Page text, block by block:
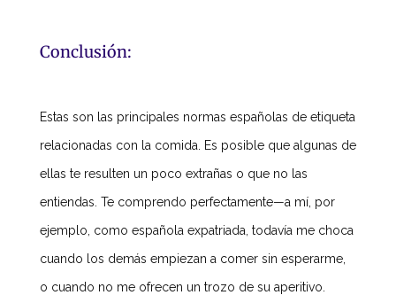
Conclusión:
Estas son las principales normas españolas de etiqueta
relacionadas con la comida. Es posible que algunas de
ellas te resulten un poco extrañas o que no las
entiendas. Te comprendo perfectamente—a mí, por
ejemplo, como española expatriada, todavía me choca
cuando los demás empiezan a comer sin esperarme,
o cuando no me ofrecen un trozo de su aperitivo.